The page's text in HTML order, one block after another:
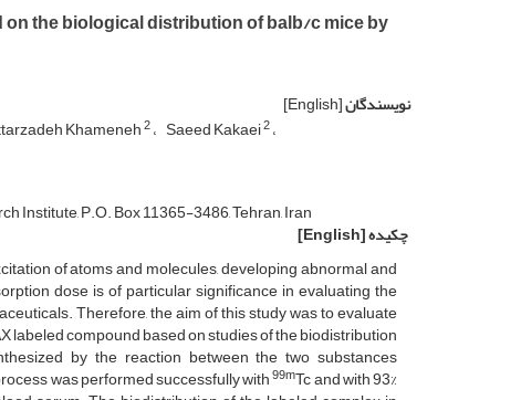
the biological distribution of balb/c mice by
نویسندگان[English]
Khameneh2 Saeed Kakaei2
Institute, P.O. Box 11365-3486, Tehran, Iran
چکیده[English]
of atoms and molecules, developing abnormal and
dose is of particular significance in evaluating the
Therefore, the aim of this study was to evaluate
labeled compound based on studies of the biodistribution
by the reaction between the two substances
was performed successfully with99mTc and with 93%